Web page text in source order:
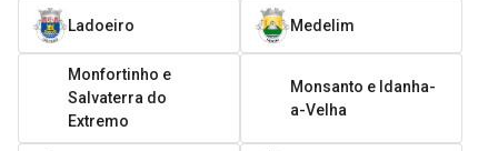
Ladoeiro Medelim
Monfortinho e
Salvaterra do
Extremo
Monsanto e Idanha-
a-Velha